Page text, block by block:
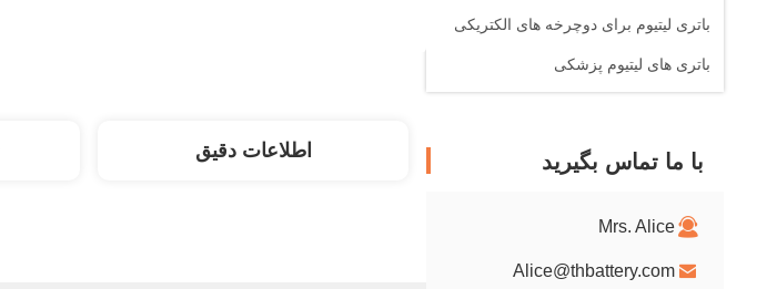
باتری لیتیوم برای دوچرخه های الکتریکی
باتری های لیتیوم پزشکی
با ما تماس بگیرید
Mrs. Alice
Alice@thbattery.com
اطلاعات دقیق